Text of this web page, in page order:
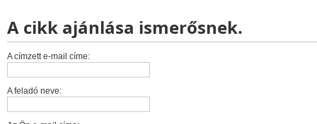
A cikk ajánlása ismerősnek.
A címzett e-mail címe:
A feladó neve: